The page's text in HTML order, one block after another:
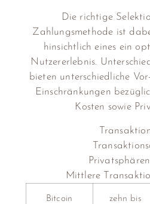
Die richtige
Zahlungsmethode ist
hinsichtlich eines ein
Nutzererlebnis.
bieten unterschiedliche
Einschränkungen
Kosten sowie
Mittlere
Bitcoin
zehn bis